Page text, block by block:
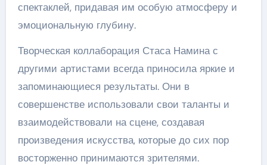
спектаклей, придавая им особую атмосферу и
эмоциональную глубину.
Творческая коллаборация Стаса Намина с
другими артистами всегда приносила яркие и
запоминающиеся результаты. Они в
совершенстве использовали свои таланты и
взаимодействовали на сцене, создавая
произведения искусства, которые до сих пор
восторженно принимаются зрителями.